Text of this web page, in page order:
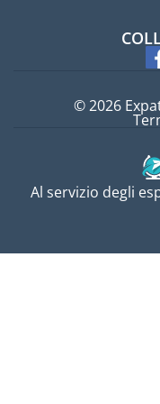
Al servizio degli
© 2026